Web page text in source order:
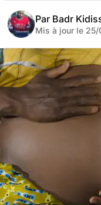
Par Badr
Mis à jour le 25/